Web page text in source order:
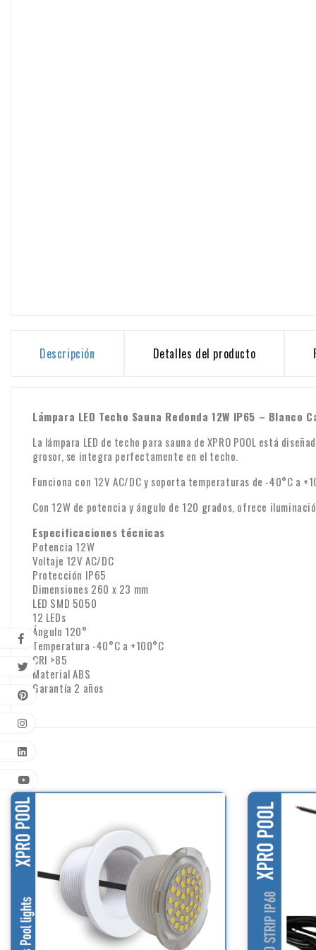
Descripción Detalles del producto
Lámpara LED Techo Sauna Redonda 12W IP65 – Blanco
La lámpara LED de techo para sauna de XPRO POOL está
grosor, se integra perfectamente en el techo.
Funciona con 12V AC/DC y soporta temperaturas de -40°C a
Con 12W de potencia y ángulo de 120 grados, ofrece
Especificaciones técnicas
Potencia 12W
Voltaje 12V AC/DC
Protección IP65
Dimensiones 260 x 23 mm
LED SMD 5050
12 LEDs
Ángulo 120°
Temperatura -40°C a +100°C
CRI >85
Material ABS
Garantía 2 años